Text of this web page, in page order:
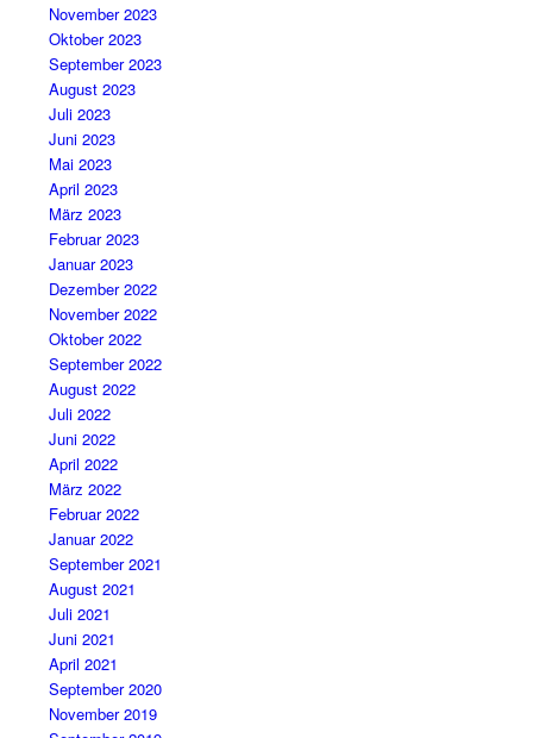
November 2023
Oktober 2023
September 2023
August 2023
Juli 2023
Juni 2023
Mai 2023
April 2023
März 2023
Februar 2023
Januar 2023
Dezember 2022
November 2022
Oktober 2022
September 2022
August 2022
Juli 2022
Juni 2022
April 2022
März 2022
Februar 2022
Januar 2022
September 2021
August 2021
Juli 2021
Juni 2021
April 2021
September 2020
November 2019